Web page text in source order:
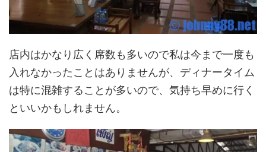
店内はかなり広く席数も多いので私は今まで一度も
入れなかったことはありませんが、ディナータイム
は特に混雑することが多いので、気持ち早めに行く
といいかもしれません。